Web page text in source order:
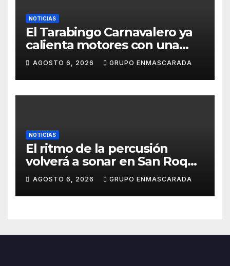
NOTICIAS
El Tarabingo Carnavalero ya
calienta motores con una
nueva edición cargada de
sorpresas
AGOSTO 6, 2026 GRUPO ENMASCARADA
NOTICIAS
El ritmo de la percusión
volverá a sonar en San Roque
con un taller abierto a todos
los públicos
AGOSTO 6, 2026 GRUPO ENMASCARADA